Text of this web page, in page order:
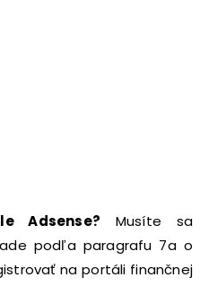
Adsense? Musíte sa
podľa paragrafu 7a o
na portáli finančnej